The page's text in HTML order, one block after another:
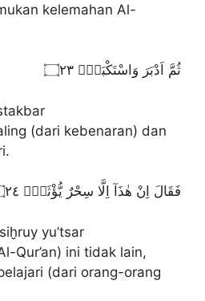
kelemahan Al-
ثُمَّ اَدْبَرَ وَاسْتَكْبَرَۙ ۝٢٣
(dari kebenaran) dan
فَقَالَ اِنْ هٰذَآ اِلَّا سِحْرٌ يُّؤْثَرُۙ ۝٢٤
yu’tsar
Qur’an) ini tidak lain,
(dari orang-orang